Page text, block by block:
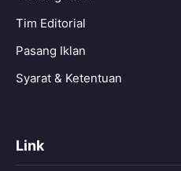
Tim Editorial
Pasang Iklan
Syarat & Ketentuan
Link